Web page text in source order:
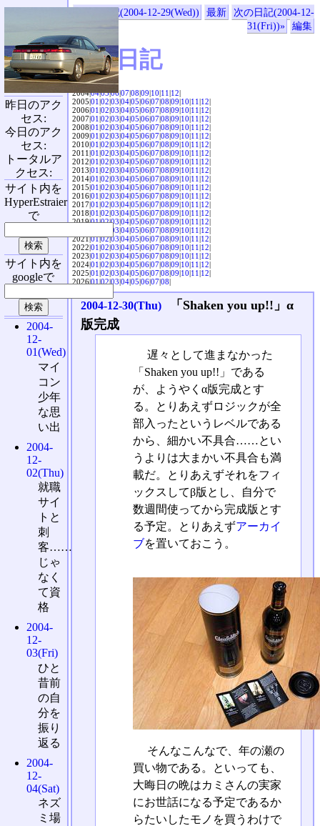
«前の日記(2004-12-29(Wed)) 最新
次の日記(2004-12-
31(Fri))»
編集
SVX日記
2004|04|05|06|07|08|09|10|11|12|
2005|01|02|03|04|05|06|07|08|09|10|11|12|
2006|01|02|03|04|05|06|07|08|09|10|11|12|
2007|01|02|03|04|05|06|07|08|09|10|11|12|
2008|01|02|03|04|05|06|07|08|09|10|11|12|
2009|01|02|03|04|05|06|07|08|09|10|11|12|
2010|01|02|03|04|05|06|07|08|09|10|11|12|
2011|01|02|03|04|05|06|07|08|09|10|11|12|
2012|01|02|03|04|05|06|07|08|09|10|11|12|
2013|01|02|03|04|05|06|07|08|09|10|11|12|
2014|01|02|03|04|05|06|07|08|09|10|11|12|
2015|01|02|03|04|05|06|07|08|09|10|11|12|
2016|01|02|03|04|05|06|07|08|09|10|11|12|
2017|01|02|03|04|05|06|07|08|09|10|11|12|
2018|01|02|03|04|05|06|07|08|09|10|11|12|
2019|01|02|03|04|05|06|07|08|09|10|11|12|
03|04|05|06|07|08|09|10|11|12|
2021|01|02|03|04|05|06|07|08|09|10|11|12|
2022|01|02|03|04|05|06|07|08|09|10|11|12|
2023|01|02|03|04|05|06|07|08|09|10|11|12|
2024|01|02|03|04|05|06|07|08|09|10|11|12|
2025|01|02|03|04|05|06|07|08|09|10|11|12|
2026|01|02|03|04|05|06|07|08|
2004-12-30(Thu)
「Shaken you up!!」α
版完成
遅々として進まなかった
「Shaken you up!!」である
が、ようやくα版完成とす
る。とりあえずロジックが全
部入ったというレベルである
から、細かい不具合……とい
うよりは大まかい不具合も満
載だ。とりあえずそれをフィ
ックスしてβ版とし、自分で
数週間使ってから完成版とす
る予定。とりあえずアーカイ
ブを置いておこう。
そんなこんなで、年の瀬の
買い物である。といっても、
大晦日の晩はカミさんの実家
にお世話になる予定であるか
らたいしたモノを買うわけで
昨日のアク
セス:
今日のアク
セス:
トータルア
クセス:
サイト内を
HyperEstraier
で
サイト内を
googleで
2004-
12-
01(Wed)
マイ
コン
少年
な思
い出
2004-
12-
02(Thu)
就職
サイ
トと
刺
客……
じゃ
なく
て資
格
2004-
12-
03(Fri)
ひと
昔前
の自
分を
振り
返る
2004-
12-
04(Sat)
ネズ
ミ場